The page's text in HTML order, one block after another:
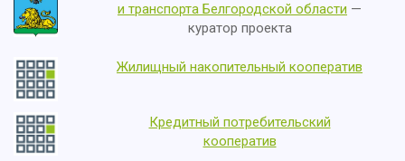
и транспорта Белгородской области —
куратор проекта
Жилищный накопительный кооператив
Кредитный потребительский
кооператив